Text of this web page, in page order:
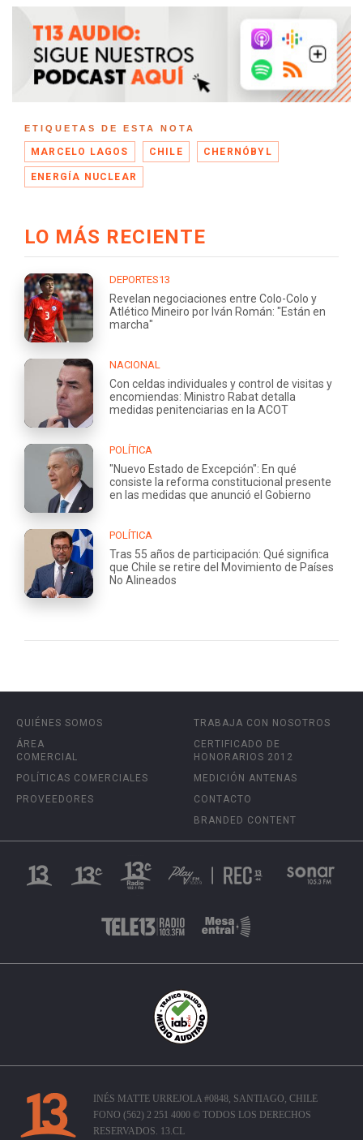
ETIQUETAS DE ESTA NOTA
MARCELO LAGOS CHILE CHERNÓBYL
ENERGÍA NUCLEAR
LO MÁS RECIENTE
DEPORTES13
Revelan negociaciones entre Colo-Colo y
Atlético Mineiro por Iván Román: "Están en
marcha"
NACIONAL
Con celdas individuales y control de visitas y
encomiendas: Ministro Rabat detalla
medidas penitenciarias en la ACOT
POLÍTICA
"Nuevo Estado de Excepción": En qué
consiste la reforma constitucional presente
en las medidas que anunció el Gobierno
POLÍTICA
Tras 55 años de participación: Qué significa
que Chile se retire del Movimiento de Países
No Alineados
QUIÉNES SOMOS
ÁREA
COMERCIAL
POLÍTICAS COMERCIALES
PROVEEDORES
TRABAJA CON NOSOTROS
CERTIFICADO DE
HONORARIOS 2012
MEDICIÓN ANTENAS
CONTACTO
BRANDED CONTENT
INÉS MATTE URREJOLA #0848, SANTIAGO, CHILE
FONO (562) 2 251 4000 © TODOS LOS DERECHOS
RESERVADOS. 13.CL